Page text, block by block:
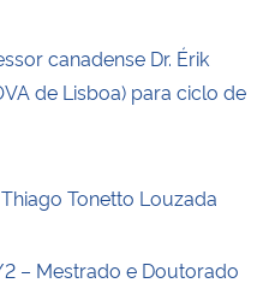
canadense Dr. Érik
de Lisboa) para ciclo de
Tonetto Louzada
– Mestrado e Doutorado